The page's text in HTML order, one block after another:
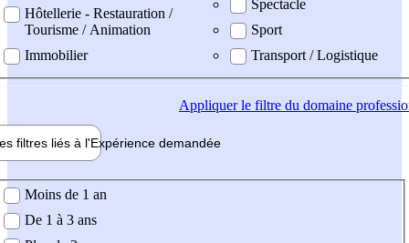
Hôtellerie - Restauration /
Tourisme / Animation
Immobilier
Spectacle
Sport
Transport / Logistique
Appliquerle filtre du domaine
filtres liés à l'Expérience demandée
demandée
Moins de 1 an
De 1 à 3 ans